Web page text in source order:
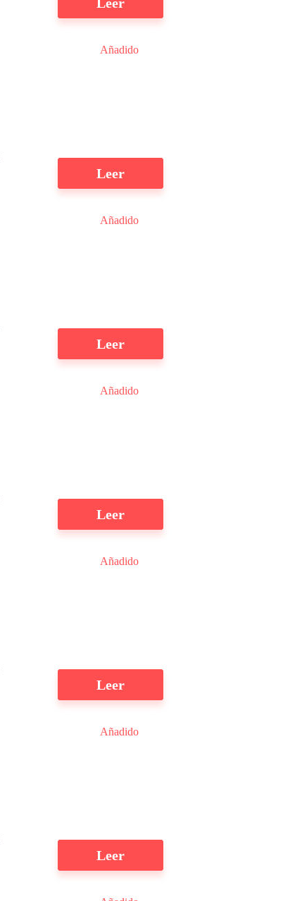
Añadido
Leer
Añadido
Leer
Añadido
Leer
Añadido
Leer
Añadido
Leer